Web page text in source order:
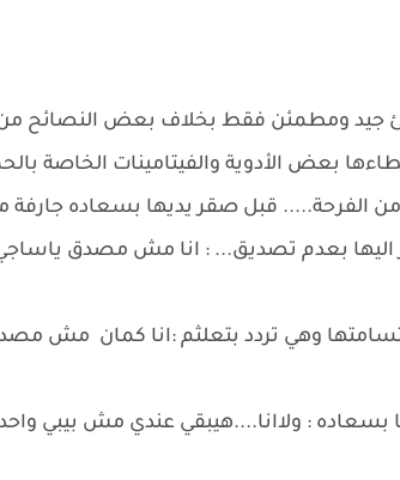
ومطمئن فقط بخلاف بعض النصائح من
بعض الأدوية والفيتامينات الخاصة
الفرحة..... قبل صقر يديها بسعاده جارفة
اليها بعدم تصديق... : انا مش مصدق
وهي تردد بتعلثم :انا كمان مش
: ولاانا....هيبقي عندي مش بيبي واحد